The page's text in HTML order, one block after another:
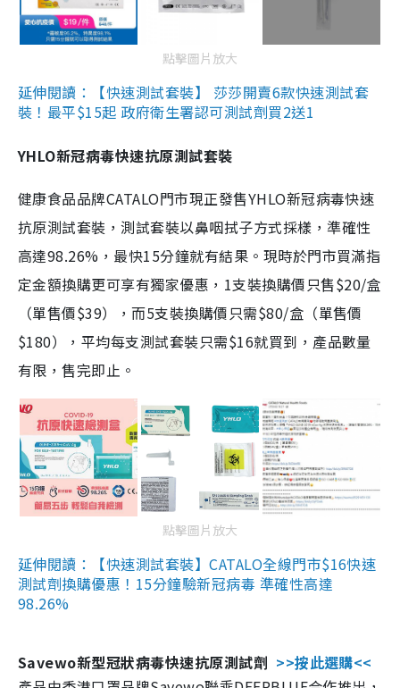
點擊圖片放大
延伸閱讀：【快速測試套裝】 莎莎開賣6款快速測試套
裝！最平$15起 政府衛生署認可測試劑買2送1
YHLO新冠病毒快速抗原測試套裝
健康食品品牌CATALO門市現正發售YHLO新冠病毒快速
抗原測試套裝，測試套裝以鼻咽拭子方式採樣，準確性
高達98.26%，最快15分鐘就有結果。現時於門市買滿指
定金額換購更可享有獨家優惠，1支裝換購價只售$20/盒
（單售價$39），而5支裝換購價只需$80/盒（單售價
$180），平均每支測試套裝只需$16就買到，產品數量
有限，售完即止。
點擊圖片放大
延伸閱讀：【快速測試套裝】CATALO全線門市$16快速
測試劑換購優惠！15分鐘驗新冠病毒 準確性高達
98.26%
Savewo新型冠狀病毒快速抗原測試劑 >>按此選購<<